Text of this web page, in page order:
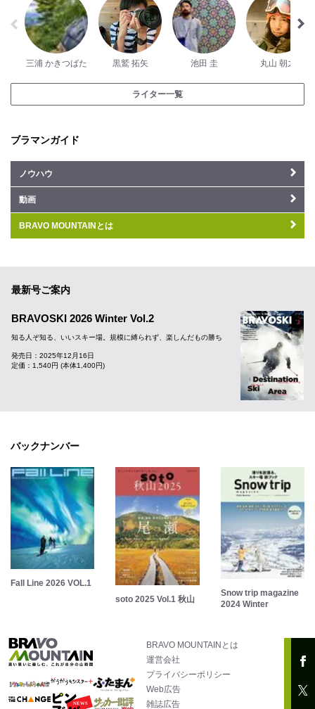
三浦 かきつばた 黒鷲 拓矢 池田 圭 丸山 朝之
ライター一覧
ブラマンガイド
ノウハウ
動画
BRAVO MOUNTAINとは
最新号ご案内
BRAVOSKI 2026 Winter Vol.2
知る人ぞ知る、いいスキー場。規模に縛られず、楽しんだもの勝ち
発売日：2025年12月16日
定価：1,540円 (本体1,400円)
バックナンバー
Fall Line 2026 VOL.1
soto 2025 Vol.1 秋山
Snow trip magazine
2024 Winter
BRAVO MOUNTAINとは
運営会社
プライバシーポリシー
Web広告
雑誌広告